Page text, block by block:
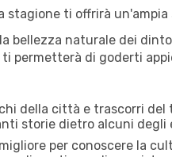
stagione ti offrirà
bellezza naturale dei
permetterà di goderti
della città e trascorri
storie dietro alcuni
per conoscere la